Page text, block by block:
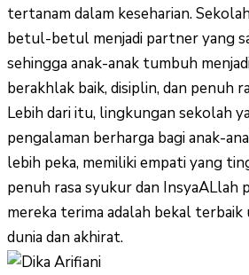
tertanam dalam keseharian.
betul-betul menjadi partner yang
sehingga anak-anak tumbuh
berakhlak baik, disiplin, dan penuh
Lebih dari itu, lingkungan sekolah
pengalaman berharga bagi anak-
lebih peka, memiliki empati yang
penuh rasa syukur dan InsyaALlah
mereka terima adalah bekal terbaik
dunia dan akhirat.